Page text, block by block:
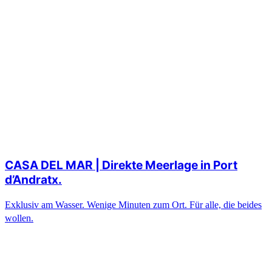
CASA DEL MAR | Direkte Meerlage in Port
d’Andratx.
Exklusiv am Wasser. Wenige Minuten zum Ort. Für alle, die beides
wollen.